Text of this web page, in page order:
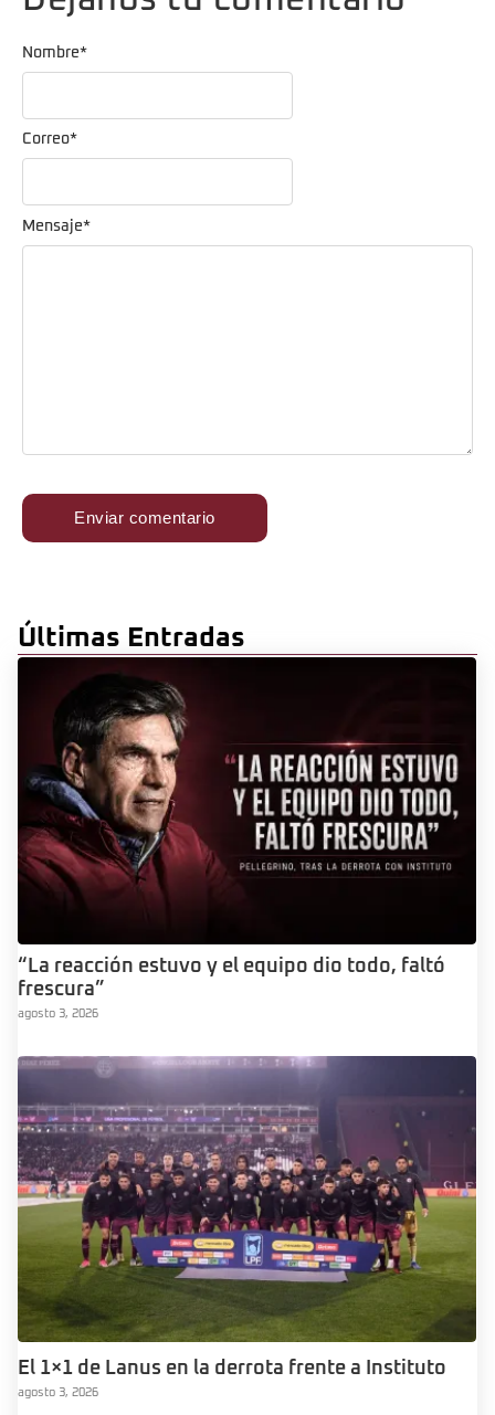
Mensaje*
Nombre*
Correo*
Últimas Entradas
“La reacción estuvo y el equipo dio todo, faltó
frescura”
agosto 3, 2026
El 1×1 de Lanus en la derrota frente a Instituto
agosto 3, 2026